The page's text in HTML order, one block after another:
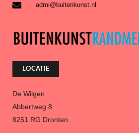
admi@buitenkunst.nl
LOCATIE
De Wilgen
Abbertweg 8
8251 RG Dronten